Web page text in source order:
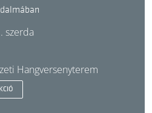
szerda
Hangversenyterem